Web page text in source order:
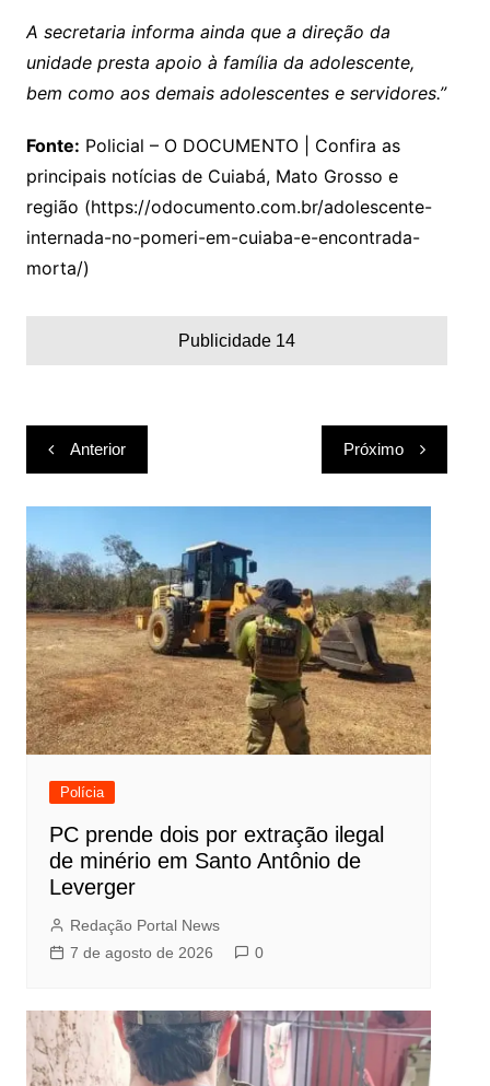
A secretaria informa ainda que a direção da
unidade presta apoio à família da adolescente,
bem como aos demais adolescentes e servidores.”
Fonte: Policial – O DOCUMENTO | Confira as
principais notícias de Cuiabá, Mato Grosso e
região (https://odocumento.com.br/adolescente-
internada-no-pomeri-em-cuiaba-e-encontrada-
morta/)
Publicidade 14
Navegação
de
Post
Anterior Próximo
Polícia
PC prende dois por extração ilegal
de minério em Santo Antônio de
Leverger
Redação Portal News
7 de agosto de 2026
0